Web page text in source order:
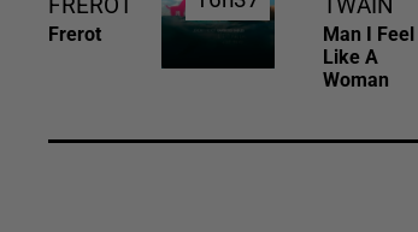
FREROT
Frerot
TWAIN
Man I Feel
Like A
Woman